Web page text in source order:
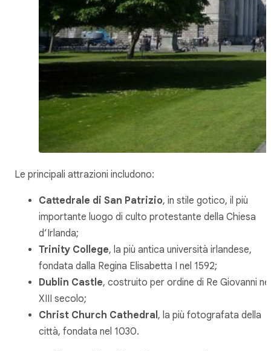
Le principali attrazioni includono:
Cattedrale di San Patrizio, in stile gotico, il più
importante luogo di culto protestante della Chiesa
d’Irlanda;
Trinity College, la più antica università irlandese,
fondata dalla Regina Elisabetta I nel 1592;
Dublin Castle, costruito per ordine di Re Giovanni nel
XIII secolo;
Christ Church Cathedral, la più fotografata della
città, fondata nel 1030.